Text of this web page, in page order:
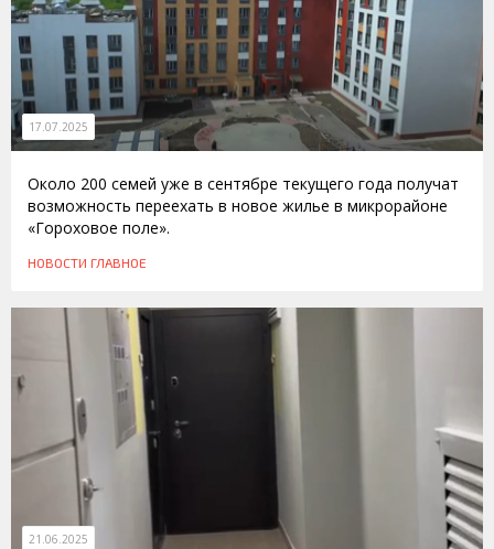
17.07.2025
Около 200 семей уже в сентябре текущего года получат
возможность переехать в новое жилье в микрорайоне
«Гороховое поле».
НОВОСТИ ГЛАВНОЕ
21.06.2025